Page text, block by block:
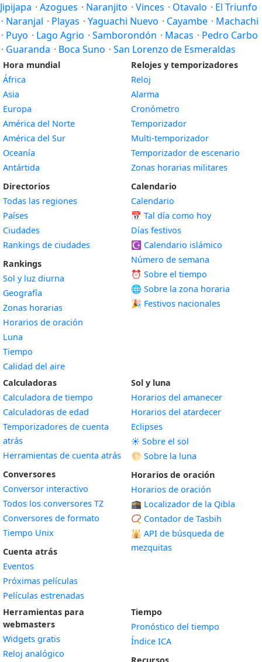
Jipijapa · Azogues · Naranjito · Vinces · Otavalo · El Triunfo
· Naranjal · Playas · Yaguachi Nuevo · Cayambe · Machachi
· Puyo · Lago Agrio · Samborondón · Macas · Pedro Carbo
· Guaranda · Boca Suno · San Lorenzo de Esmeraldas
Hora mundial
África
Asia
Europa
América del Norte
América del Sur
Oceanía
Antártida
Directorios
Todas las regiones
Países
Ciudades
Rankings de ciudades
Rankings
Sol y luz diurna
Geografía
Zonas horarias
Horarios de oración
Luna
Tiempo
Calidad del aire
Relojes y temporizadores
Reloj
Alarma
Cronómetro
Temporizador
Multi-temporizador
Temporizador de escenario
Zonas horarias militares
Calendario
Calendario
📅 Tal día como hoy
Días festivos
☪️ Calendario islámico
Número de semana
⏰ Sobre el tiempo
🌐 Sobre la zona horaria
🎉 Festivos nacionales
Calculadoras
Calculadora de tiempo
Calculadoras de edad
Temporizadores de cuenta
atrás
Herramientas de cuenta atrás
Conversores
Conversor interactivo
Todos los conversores TZ
Conversores de formato
Tiempo Unix
Cuenta atrás
Eventos
Próximas películas
Películas estrenadas
Sol y luna
Horarios del amanecer
Horarios del atardecer
Eclipses
☀️ Sobre el sol
🌕 Sobre la luna
Horarios de oración
Horarios de oración
🕋 Localizador de la Qibla
📿 Contador de Tasbih
🕌 API de búsqueda de
mezquitas
Herramientas para
webmasters
Widgets gratis
Reloj analógico
Tiempo
Pronóstico del tiempo
Índice ICA